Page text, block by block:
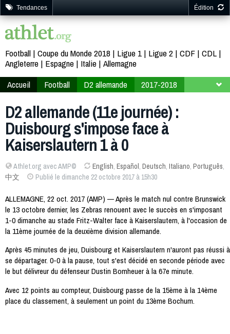
Tendances Édition
Football Coupe du Monde 2018 Ligue 1 Ligue 2 CDF CDL
Angleterre
Espagne Italie Allemagne
Accueil
Football D2 allemande
2017-2018
D2 allemande (11e journée) :
Duisbourg s'impose face à
Kaiserslautern 1 à 0
Athlet.org avec AMP© English, Español, Deutsch, Italiano, Português,
中文
Publié le dimanche 22 octobre 2017 à 15h30
ALLEMAGNE, 22 oct. 2017 (AMP) — Après le match nul contre Brunswick
le 13 octobre dernier, les Zebras renouent avec le succès en s'imposant
1-0 dimanche au stade Fritz-Walter face à Kaiserslautern, à l'occasion de
la 11ème journée de la deuxième division allemande.
Après 45 minutes de jeu, Duisbourg et Kaiserslautern n'auront pas réussi à
se départager. 0-0 à la pause, tout s'est décidé en seconde période avec
le but délivreur du défenseur Dustin Bomheuer à la 67e minute.
Avec 12 points au compteur, Duisbourg passe de la 15ème à la 14ème
place du classement, à seulement un point du 13ème Bochum.